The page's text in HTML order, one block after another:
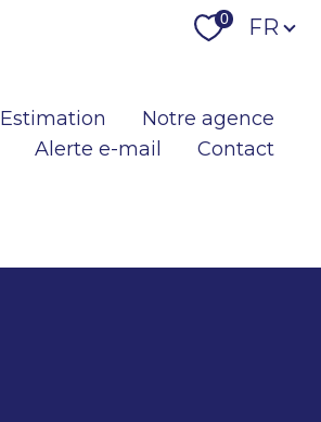
0 Langue
FR
Estimation
Notre agence
Alerte e-mail
Contact